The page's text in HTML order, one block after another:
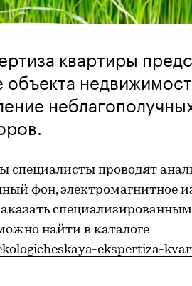
квартиры
специалисты проводят
фон, электромагнитное
найти в каталоге
ekspertiza-